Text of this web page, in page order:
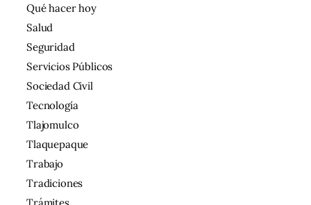
Qué hacer hoy
Salud
Seguridad
Servicios Públicos
Sociedad Civil
Tecnología
Tlajomulco
Tlaquepaque
Trabajo
Tradiciones